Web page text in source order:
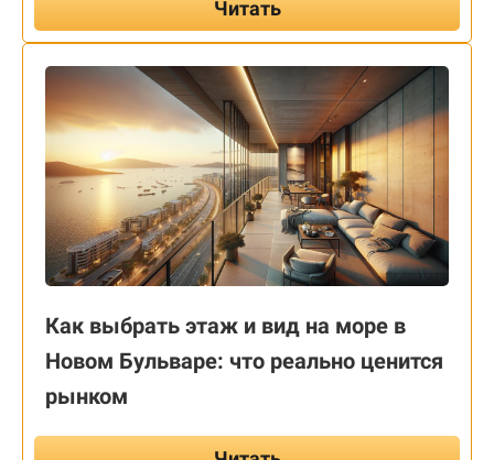
Читать
Как выбрать этаж и вид на море в
Новом Бульваре: что реально ценится
рынком